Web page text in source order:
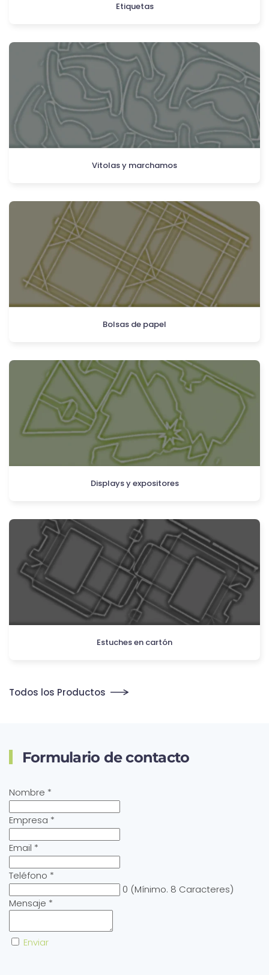
Etiquetas
Vitolas y marchamos
Bolsas de papel
Displays y expositores
Estuches en cartón
Todos los Productos
Formulario de contacto
Nombre *
Empresa *
Email *
Teléfono *
0 (Mínimo. 8 Caracteres)
Mensaje *
Enviar